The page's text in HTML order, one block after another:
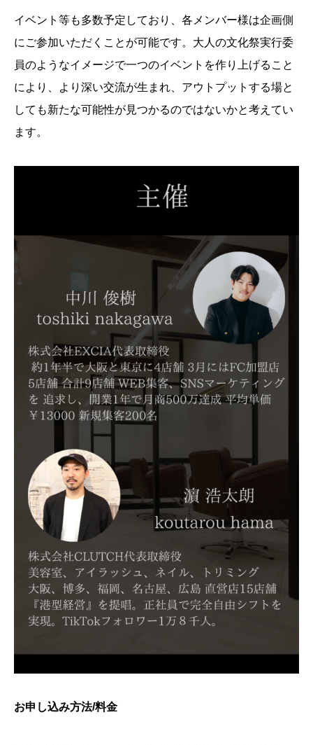
イベント等も多数予定しており、各メンバー様は企画側
にご参加いただくことが可能です。大人の文化祭実行委
員のようなイメージで一つのイベントを作り上げること
により、より深い交流が生まれ、アウトプットする場と
しても新たな可能性が見つかるのではないかと考えてい
ます。
お申し込み方法/料金